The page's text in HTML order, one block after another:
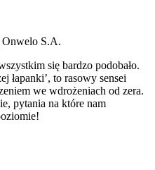
Onwelo S.A.
się bardzo podobało.
łapanki’, to rasowy sensei
we wdrożeniach od zera.
pytania na które nam